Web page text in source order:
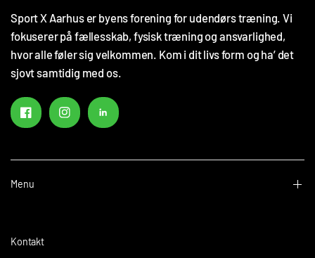
Sport X Aarhus er byens forening for udendørs træning. Vi
fokuserer på fællesskab, fysisk træning og ansvarlighed,
hvor alle føler sig velkommen. Kom i dit livs form og ha’ det
sjovt samtidig med os.
Menu
Kontakt